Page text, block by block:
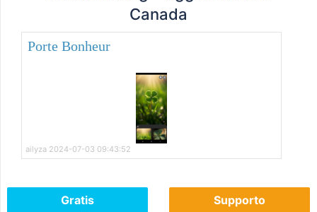
Canada
Porte Bonheur
ailyza 2024-07-03 09:43:52
Gratis Supporto